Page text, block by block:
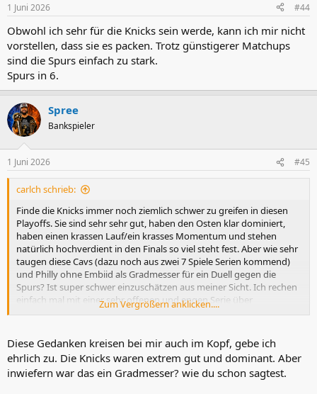
1 Juni 2026 #44
Obwohl ich sehr für die Knicks sein werde, kann ich mir nicht
vorstellen, dass sie es packen. Trotz günstigerer Matchups
sind die Spurs einfach zu stark.
Spurs in 6.
Spree
Bankspieler
1 Juni 2026 #45
carlch schrieb:
Finde die Knicks immer noch ziemlich schwer zu greifen in diesen
Playoffs. Sie sind sehr sehr gut, haben den Osten klar dominiert,
haben einen krassen Lauf/ein krasses Momentum und stehen
natürlich hochverdient in den Finals so viel steht fest. Aber wie sehr
taugen diese Cavs (dazu noch aus zwei 7 Spiele Serien kommend)
und Philly ohne Embiid als Gradmesser für ein Duell gegen die
Spurs? Ist super schwer einzuschätzen aus meiner Sicht. Ich rechen
einfach mal mit einer sehr offenen und engen Serie über
mindestens 6 Spiele. Freue mich auf jeden Fall, weil ich auch mit
Zum Vergrößern anklicken....
Diese Gedanken kreisen bei mir auch im Kopf, gebe ich
ehrlich zu. Die Knicks waren extrem gut und dominant. Aber
inwiefern war das ein Gradmesser? wie du schon sagtest.